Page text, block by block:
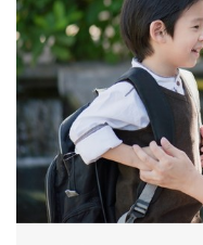
和孩子一起長
不同模樣
沒有人天生就擅
次「前所未有」
大。從給予安全
主、角色認同及
正嘗試用不同的